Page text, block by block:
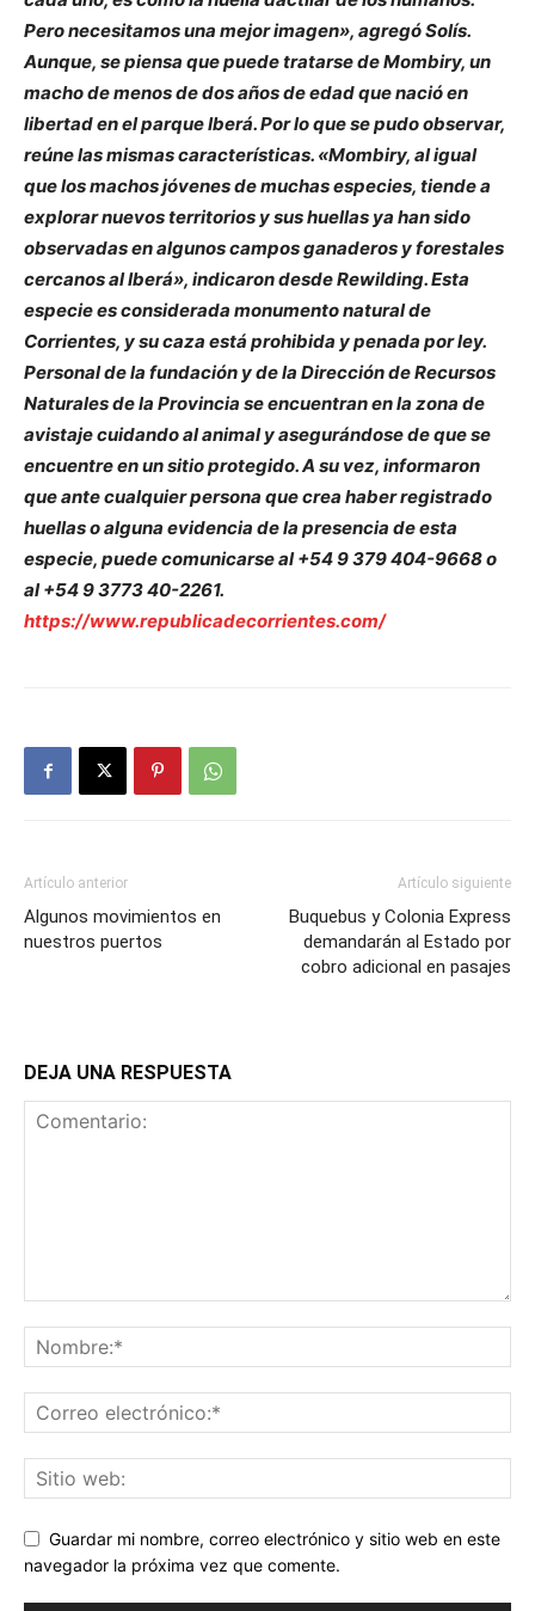
Pero necesitamos una mejor imagen», agregó Solís.
Aunque, se piensa que puede tratarse de Mombiry, un
macho de menos de dos años de edad que nació en
libertad en el parque Iberá. Por lo que se pudo observar,
reúne las mismas características. «Mombiry, al igual
que los machos jóvenes de muchas especies, tiende a
explorar nuevos territorios y sus huellas ya han sido
observadas en algunos campos ganaderos y forestales
cercanos al Iberá», indicaron desde Rewilding. Esta
especie es considerada monumento natural de
Corrientes, y su caza está prohibida y penada por ley.
Personal de la fundación y de la Dirección de Recursos
Naturales de la Provincia se encuentran en la zona de
avistaje cuidando al animal y asegurándose de que se
encuentre en un sitio protegido. A su vez, informaron
que ante cualquier persona que crea haber registrado
huellas o alguna evidencia de la presencia de esta
especie, puede comunicarse al +54 9 379 404-9668 o
al +54 9 3773 40-2261.
https://www.republicadecorrientes.com/
Artículo anterior
Algunos movimientos en
nuestros puertos
Artículo siguiente
Buquebus y Colonia Express
demandarán al Estado por
cobro adicional en pasajes
DEJA UNA RESPUESTA
Guardar mi nombre, correo electrónico y sitio web en este
navegador la próxima vez que comente.